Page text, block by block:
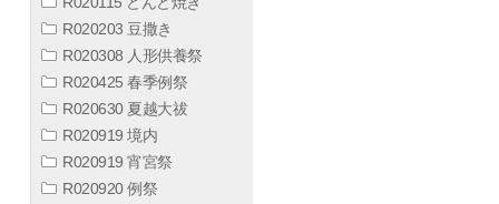
R020203 豆撒き
R020308 人形供養祭
R020425 春季例祭
R020630 夏越大祓
R020919 境内
R020919 宵宮祭
R020920 例祭